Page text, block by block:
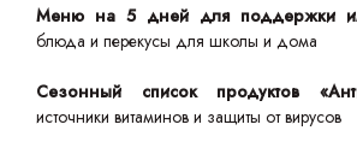
Меню на 5 дней для поддержки
блюда и перекусы для школы и дома
Сезонный список продуктов
источники витаминов и защиты от вирусов